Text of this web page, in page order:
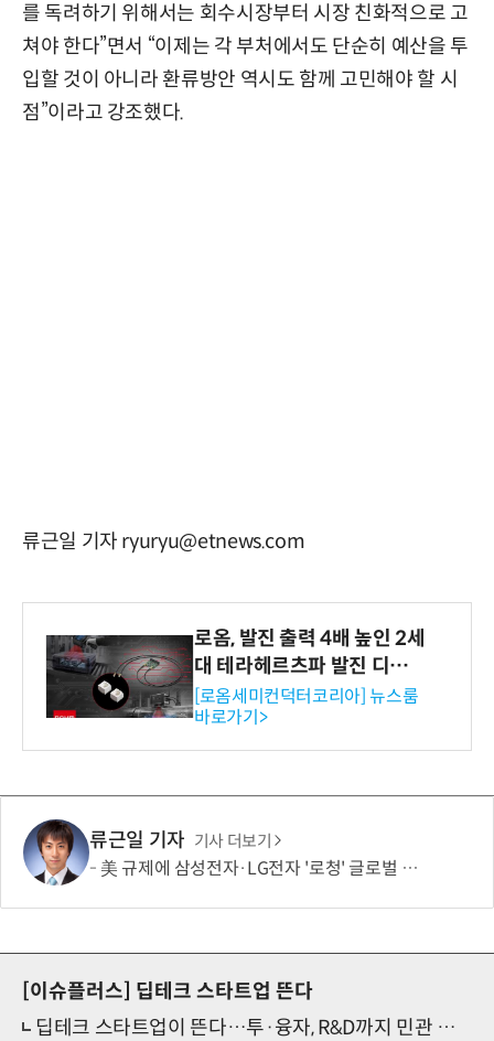
를 독려하기 위해서는 회수시장부터 시장 친화적으로 고
쳐야 한다”면서 “이제는 각 부처에서도 단순히 예산을 투
입할 것이 아니라 환류방안 역시도 함께 고민해야 할 시
점”이라고 강조했다.
류근일 기자 ryuryu@etnews.com
로옴, 발진 출력 4배 높인 2세
대 테라헤르츠파 발진 디바이
스 개발
[로옴세미컨덕터코리아] 뉴스룸
바로가기>
류근일 기자 기사 더보기
美 규제에 삼성전자·LG전자 '로청' 글로벌 출시 늦춘다…“공급망 재편부터”
[이슈플러스] 딥테크 스타트업 뜬다
딥테크 스타트업이 뜬다…투·융자, R&D까지 민관 집중 투입